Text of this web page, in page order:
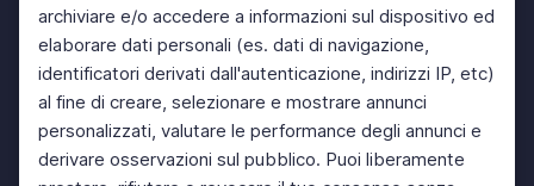
archiviare e/o accedere a informazioni sul dispositivo ed
elaborare dati personali (es. dati di navigazione,
identificatori derivati dall'autenticazione, indirizzi IP, etc)
al fine di creare, selezionare e mostrare annunci
personalizzati, valutare le performance degli annunci e
derivare osservazioni sul pubblico. Puoi liberamente